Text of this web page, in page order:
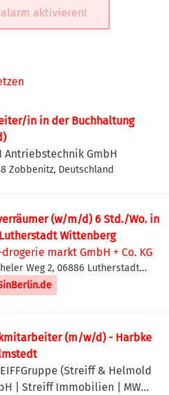
aktivieren!
in in der Buchhaltung
Antriebstechnik GmbH
Zobbenitz, Deutschland
(w/m/d) 6 Std./Wo. in
Wittenberg
markt GmbH + Co. KG
Weg 2, 06886 Lutherstadt
Deutschland
(m/w/d) - Harbke
(Streiff & Helmold
| Streiff Immobilien | MWS -